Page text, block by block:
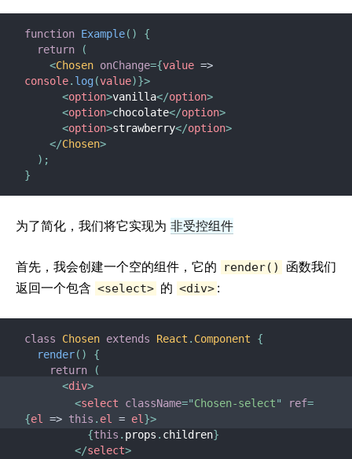
function Example( )
{
return
(
<Chosen onChange={value =>
console. log(value)}>
<option>vanilla</option>
<option>chocolate</option>
<option>strawberry</option>
</Chosen>
) ;
}
为了简化，我们将它实现为 非受控组件
首先，我会创建一个空的组件，它的 render()
函数我们
返回一个包含 <select> 的 <div> :
class Chosen extends React . Component
{
render( )
{
return
(
<div>
<select className="Chosen-select" ref=
{el => this . el = el }>
{this . props . children}
</select>